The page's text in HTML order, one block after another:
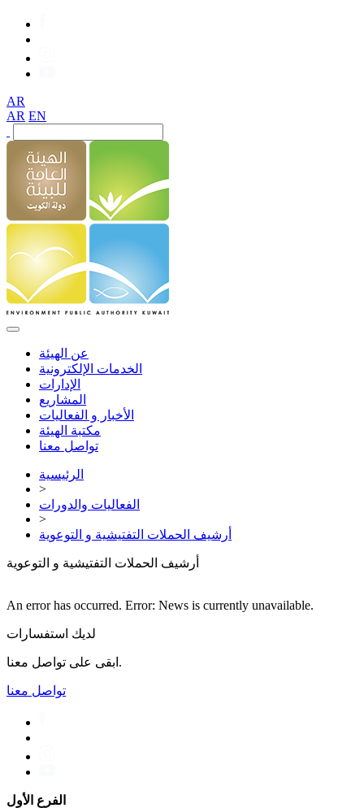
AR
AR EN
عن الهيئة
الخدمات الإلكترونية
الإدارات
المشاريع
الأخبار و الفعاليات
مكتبة الهيئة
تواصل معنا
الرئيسية
>
الفعاليات والدورات
>
أرشيف الحملات التفتيشية و التوعوية
أرشيف الحملات التفتيشية و التوعوية
An error has occurred. Error: News is currently unavailable.
لديك استفسارات
ابقى على تواصل معنا.
تواصل معنا
الفرع الأول